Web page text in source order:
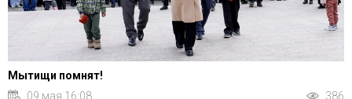
Мытищи помнят!
09 мая 16:08
386